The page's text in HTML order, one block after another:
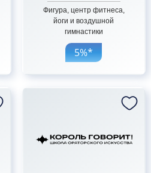
Фигура, центр фитнеса,
йоги и воздушной
гимнастики
5%*